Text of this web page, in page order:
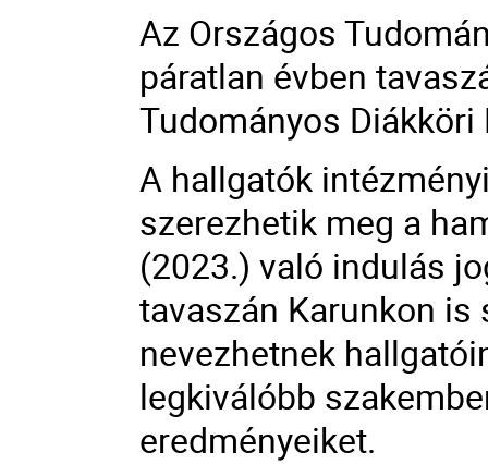
Az Országos
páratlan évben
Tudományos
A hallgatók
szerezhetik meg a
(2023.) való indulás
tavaszán Karunkon
nevezhetnek
legkiválóbb
eredményeiket.